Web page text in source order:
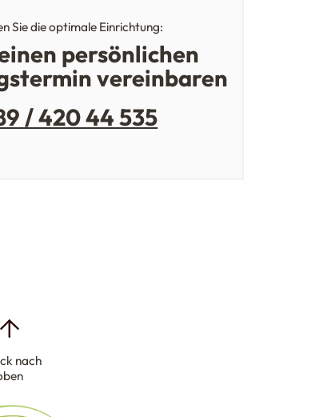
Sie die optimale Einrichtung:
persönlichen
vereinbaren
/ 420 44 535
nach